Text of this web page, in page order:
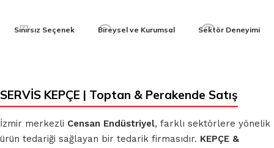
Sınırsız Seçenek Bireysel ve Kurumsal Sektör Deneyimi
SERVİS KEPÇE | Toptan & Perakende Satış
İzmir merkezli Censan Endüstriyel, farklı sektörlere yönelik
ürün tedariği sağlayan bir tedarik firmasıdır. KEPÇE &